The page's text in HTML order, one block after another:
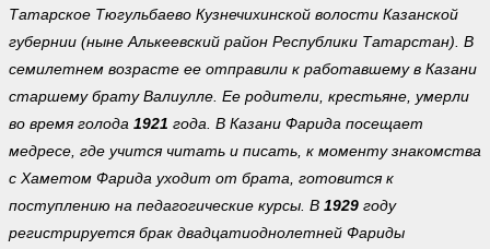
Татарское Тюгульбаево Кузнечихинской волости Казанской
губернии (ныне Алькеевский район Республики Татарстан). В
семилетнем возрасте ее отправили к работавшему в Казани
старшему брату Валиулле. Ее родители, крестьяне, умерли
во время голода 1921 года. В Казани Фарида посещает
медресе, где учится читать и писать, к моменту знакомства
с Хаметом Фарида уходит от брата, готовится к
поступлению на педагогические курсы. В 1929 году
регистрируется брак двадцатиоднолетней Фариды